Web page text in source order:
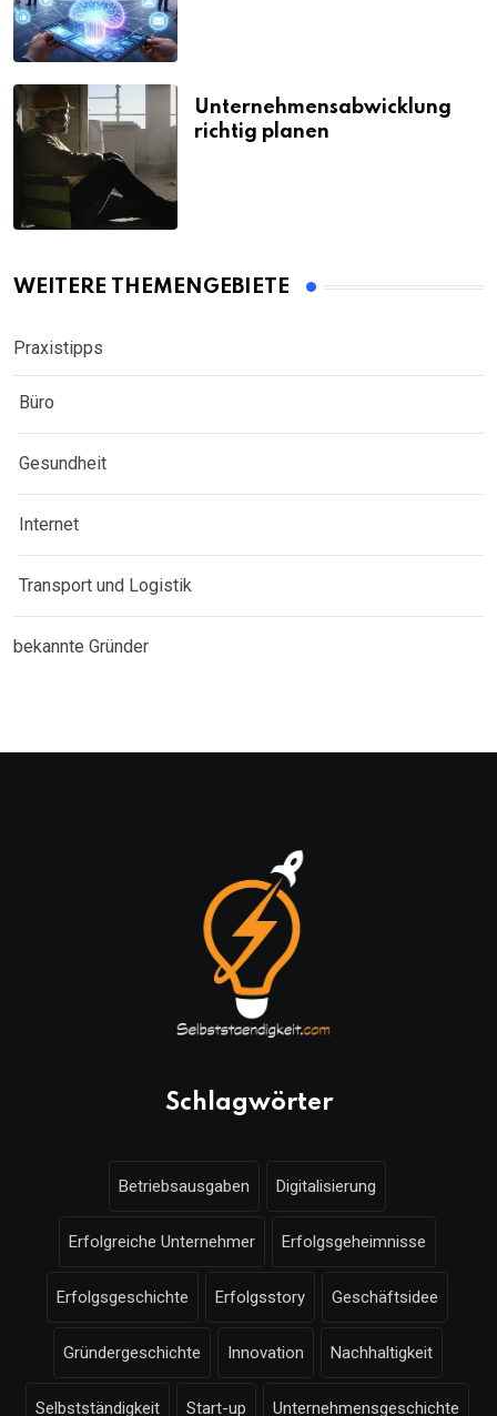
Unternehmensabwicklung
richtig planen
WEITERE THEMENGEBIETE
Praxistipps
Büro
Gesundheit
Internet
Transport und Logistik
bekannte Gründer
Schlagwörter
Betriebsausgaben Digitalisierung
Erfolgreiche Unternehmer Erfolgsgeheimnisse
Erfolgsgeschichte Erfolgsstory Geschäftsidee
Gründergeschichte Innovation Nachhaltigkeit
Selbstständigkeit Start-up Unternehmensgeschichte